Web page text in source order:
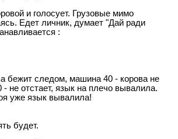
и голосует. Грузовые мимо
Едет личник, думает "Дай ради
:
бежит следом, машина 40 - корова не
- не отстает, язык на плечо вывалила.
уже язык вывалила!
будет.